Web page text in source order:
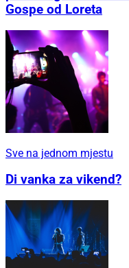
Gospe od Loreta
Sve na jednom mjestu
Di vanka za vikend?